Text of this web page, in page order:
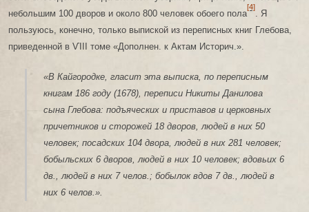
небольшим 100 дворов и около 800 человек обоего пола
[4]
. Я
пользуюсь, конечно, только выпиской из переписных книг Глебова,
приведенной в ѴIII томе «Дополнен. к Актам Историч.».
«В Кайгородке, гласит эта выписка, по переписным
книгам 186 году (1678), переписи Никиты Данилова
сына Глебова: подъяческих и приставов и церковных
причетников и сторожей 18 дворов, людей в них 50
человек; посадских 104 двора, людей в них 281 человек;
бобыльских 6 дворов, людей в них 10 человек; вдовьих 6
дв., людей в них 7 челов.; бобылок вдов 7 дв., людей в
них 6 челов.».